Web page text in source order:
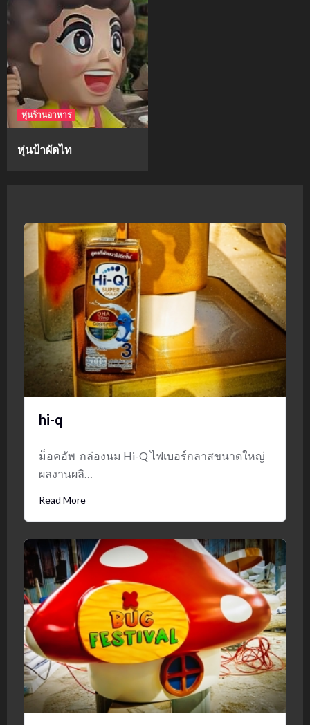
หุ่นร้านอาหาร
หุ่นป้าผัดไท
hi-q
ม็อคอัพ กล่องนม Hi-Q ไฟเบอร์กลาสขนาดใหญ่
ผลงานผลิ…
Read More